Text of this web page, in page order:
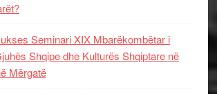
Seminari XIX Mbarëkombëtar i
Shqipe dhe Kulturës Shqiptare në
Mërgatë